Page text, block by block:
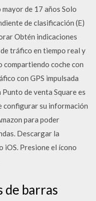
de 17 años Solo
de clasificación (E)
Obtén indicaciones
tráfico en tiempo real y
coche con
con GPS impulsada
de venta Square es
configurar su información
para poder
Descargar la
iOS. Presione el ícono
de barras